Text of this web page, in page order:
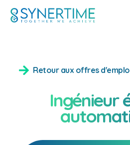
Retour aux offres
Ingénieur